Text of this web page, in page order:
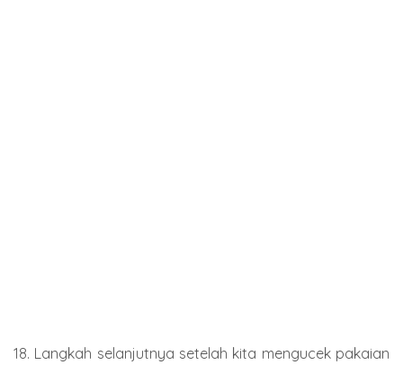
18. Langkah selanjutnya setelah kita mengucek pakaian